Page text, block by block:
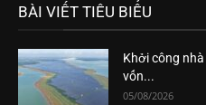
BÀI VIẾT TIÊU BIỂU
Khởi công
vốn...
05/08/2026